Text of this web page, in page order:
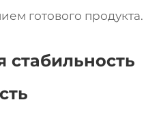
готового продукта.